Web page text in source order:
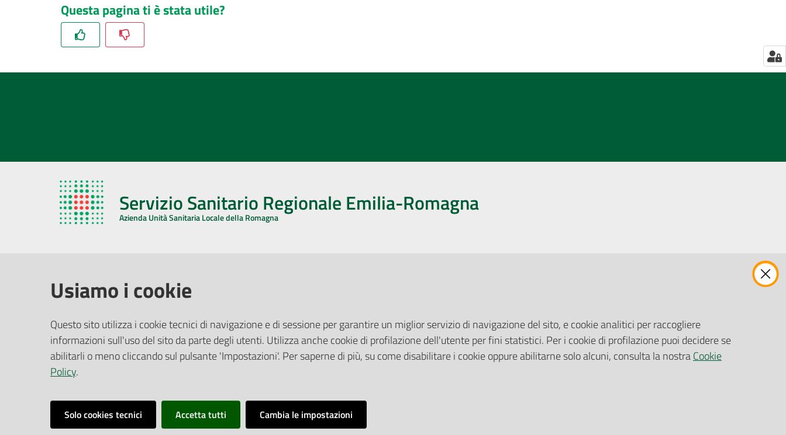
Questa pagina ti è stata utile?
Servizio Sanitario Regionale Emilia-Romagna
Azienda Unità Sanitaria Locale della Romagna
Via De Gasperi, 8 - 48121 Ravenna (RA)
CF/P.IVA:02483810392
PEC:
azienda@pec.auslromagna.it
Ufficio Relazioni con il Pubblico
Riferimenti per la Stampa
Pubblicità legale
Albo Pretorio
Privacy Policy
Attuazione Misure PNRR
Gare e Appalti
Richiesta Patrocinio
Usiamo i cookie
Questo sito utilizza i cookie tecnici di navigazione e di sessione per garantire un miglior servizio di navigazione del sito, e cookie analitici per raccogliere
informazioni sull'uso del sito da parte degli utenti. Utilizza anche cookie di profilazione dell'utente per fini statistici. Per i cookie di profilazione puoi decidere se
abilitarli o meno cliccando sul pulsante 'Impostazioni'. Per saperne di più, su come disabilitare i cookie oppure abilitarne solo alcuni, consulta la nostraCookie
Policy.
Solo cookies tecnici Accetta tutti Cambia le impostazioni